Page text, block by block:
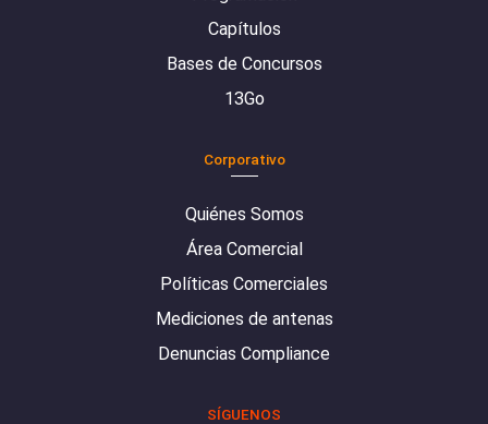
Capítulos
Bases de Concursos
13Go
Corporativo
Quiénes Somos
Área Comercial
Políticas Comerciales
Mediciones de antenas
Denuncias Compliance
SÍGUENOS